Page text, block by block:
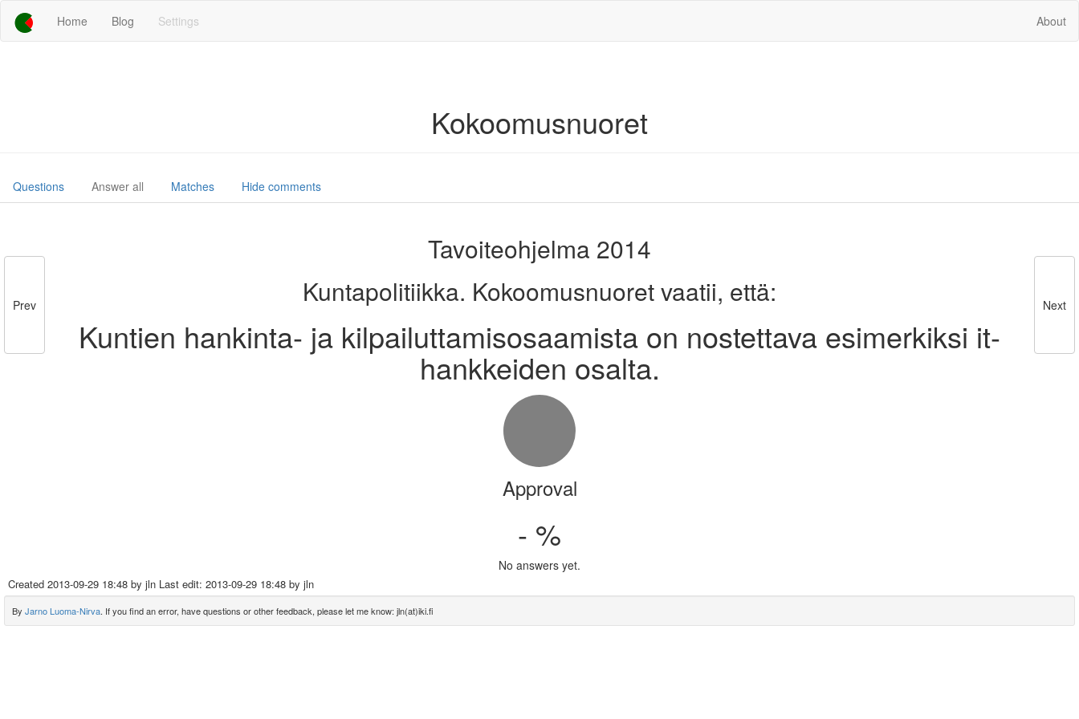
Home Blog Settings About
Kokoomusnuoret
Questions Answer all Matches Hide comments
Prev
Tavoiteohjelma 2014
Kuntapolitiikka. Kokoomusnuoret vaatii, että:
Kuntien hankinta- ja kilpailuttamisosaamista on nostettava esimerkiksi it-
hankkeiden osalta.
Next
Approval
- %
No answers yet.
Created 2013-09-29 18:48 by jln Last edit: 2013-09-29 18:48 by jln
By Jarno Luoma-Nirva. If you find an error, have questions or other feedback, please let me know: jln(at)iki.fi